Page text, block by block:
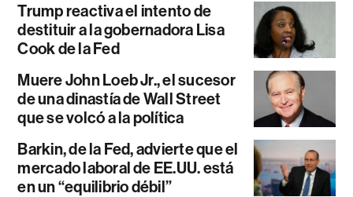
Trump reactiva el intento de
destituir a la gobernadora Lisa
Cook de la Fed
Muere John Loeb Jr., el sucesor
de una dinastía de Wall Street
que se volcó a la política
Barkin, de la Fed, advierte que el
mercado laboral de EE.UU. está
en un “equilibrio débil”